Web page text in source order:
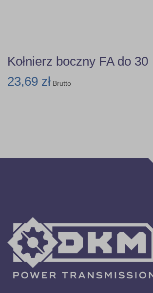
Kołnierz boczny FA do 30
23,69 zł Brutto